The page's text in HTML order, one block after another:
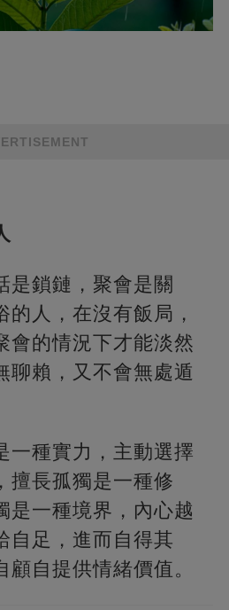
是鎖鏈，聚會是關
人，在沒有飯局，
會的情況下才能淡然
聊賴，又不會無處遁
一種實力，主動選擇
擅長孤獨是一種修
是一種境界，內心越
自足，進而自得其
自提供情緒價值。